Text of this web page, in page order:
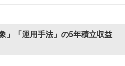
」「運用手法」の5年積立収益